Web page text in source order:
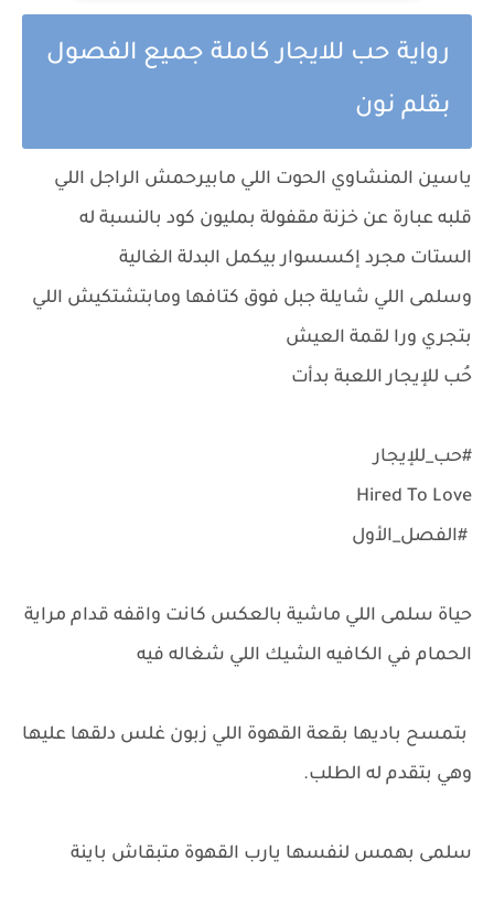
رواية حب للايجار كاملة جميع الفصول
بقلم نون
ياسين المنشاوي الحوت اللي مابيرحمش الراجل اللي
قلبه عبارة عن خزنة مقفولة بمليون كود بالنسبة له
الستات مجرد إكسسوار بيكمل البدلة الغالية
وسلمى اللي شايلة جبل فوق كتافها ومابتشتكيش اللي
بتجري ورا لقمة العيش
حُب للإيجار اللعبة بدأت
#حب_للإيجار
Hired To Love
#الفصل_الأول
حياة سلمى اللي ماشية بالعكس كانت واقفه قدام مراية
الحمام في الكافيه الشيك اللي شغاله فيه
بتمسح باديها بقعة القهوة اللي زبون غلس دلقها عليها
وهي بتقدم له الطلب.
سلمى بهمس لنفسها يارب القهوة متبقاش باينة